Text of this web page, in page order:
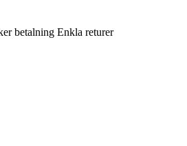
betalning Enkla returer